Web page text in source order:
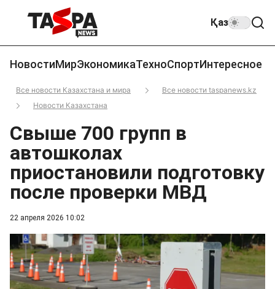
Қаз
НовостиМирЭкономикаТехноСпортИнтересное
Все новости Казахстана и мира
Все новости taspanews.kz
Новости Казахстана
22 апреля 2026 10:02
Свыше 700 групп в
автошколах
приостановили подготовку
после проверки МВД